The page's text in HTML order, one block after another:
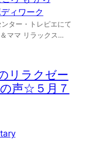
ィワーク
ター・トレピエにて
ママ リラックス…
リラクゼー
声☆５月７